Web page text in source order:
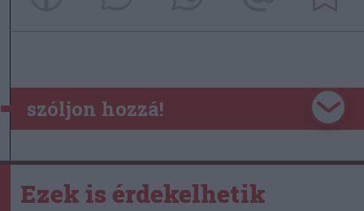
szóljon hozzá!
Ezek is érdekelhetik